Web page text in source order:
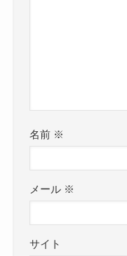
名前 ※
メール ※
サイト